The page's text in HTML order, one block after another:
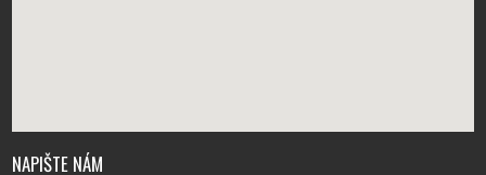
NAPIŠTE NÁM